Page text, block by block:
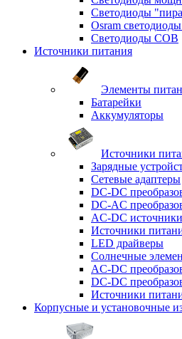
Светодиоды
Osram
Светодиоды COB
Источники питания
Элементы
Батарейки
Аккумуляторы
Источники
Зарядные
Сетевые адаптеры
DC-DC
DC-AC
AC-DC
Источники
LED драйверы
Солнечные
AC-DC
DC-DC
Источники
Корпусные и установочные